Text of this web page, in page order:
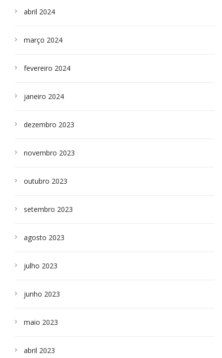
abril 2024
março 2024
fevereiro 2024
janeiro 2024
dezembro 2023
novembro 2023
outubro 2023
setembro 2023
agosto 2023
julho 2023
junho 2023
maio 2023
abril 2023